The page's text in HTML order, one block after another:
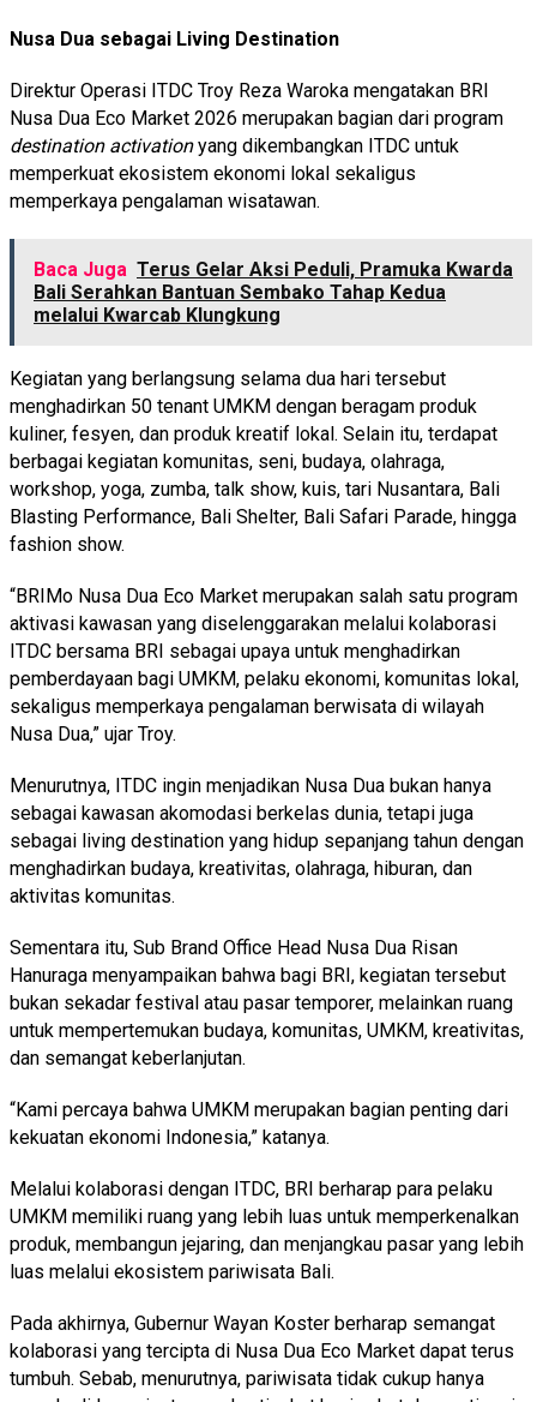
Nusa Dua sebagai Living Destination
Direktur Operasi ITDC Troy Reza Waroka mengatakan BRI
Nusa Dua Eco Market 2026 merupakan bagian dari program
destination activationyang dikembangkan ITDC untuk
memperkuat ekosistem ekonomi lokal sekaligus
memperkaya pengalaman wisatawan.
Baca Juga Terus Gelar Aksi Peduli, Pramuka Kwarda
Bali Serahkan Bantuan Sembako Tahap Kedua
melalui Kwarcab Klungkung
Kegiatan yang berlangsung selama dua hari tersebut
menghadirkan 50 tenant UMKM dengan beragam produk
kuliner, fesyen, dan produk kreatif lokal. Selain itu, terdapat
berbagai kegiatan komunitas, seni, budaya, olahraga,
workshop, yoga, zumba, talk show, kuis, tari Nusantara, Bali
Blasting Performance, Bali Shelter, Bali Safari Parade, hingga
fashion show.
“BRIMo Nusa Dua Eco Market merupakan salah satu program
aktivasi kawasan yang diselenggarakan melalui kolaborasi
ITDC bersama BRI sebagai upaya untuk menghadirkan
pemberdayaan bagi UMKM, pelaku ekonomi, komunitas lokal,
sekaligus memperkaya pengalaman berwisata di wilayah
Nusa Dua,” ujar Troy.
Menurutnya, ITDC ingin menjadikan Nusa Dua bukan hanya
sebagai kawasan akomodasi berkelas dunia, tetapi juga
sebagai living destination yang hidup sepanjang tahun dengan
menghadirkan budaya, kreativitas, olahraga, hiburan, dan
aktivitas komunitas.
Sementara itu, Sub Brand Office Head Nusa Dua Risan
Hanuraga menyampaikan bahwa bagi BRI, kegiatan tersebut
bukan sekadar festival atau pasar temporer, melainkan ruang
untuk mempertemukan budaya, komunitas, UMKM, kreativitas,
dan semangat keberlanjutan.
“Kami percaya bahwa UMKM merupakan bagian penting dari
kekuatan ekonomi Indonesia,” katanya.
Melalui kolaborasi dengan ITDC, BRI berharap para pelaku
UMKM memiliki ruang yang lebih luas untuk memperkenalkan
produk, membangun jejaring, dan menjangkau pasar yang lebih
luas melalui ekosistem pariwisata Bali.
Pada akhirnya, Gubernur Wayan Koster berharap semangat
kolaborasi yang tercipta di Nusa Dua Eco Market dapat terus
tumbuh. Sebab, menurutnya, pariwisata tidak cukup hanya